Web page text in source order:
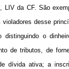
LIV da CF. São
violadores desse
distinguindo o
de tributos, de
dívida ativa; a